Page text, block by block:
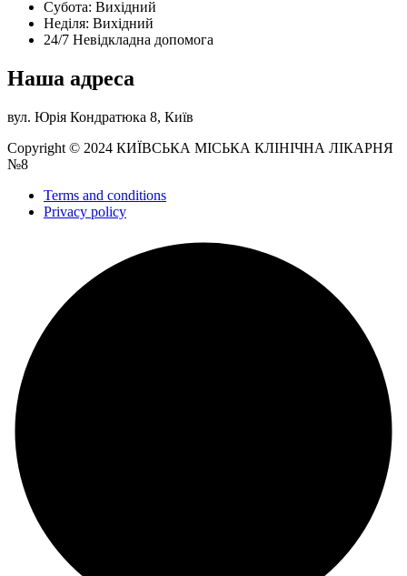
Субота: Вихідний
Нeділя: Вихідний
24/7 Невідкладна допомога
Наша адреса
вул. Юрія Кондратюка 8, Київ
Copyright © 2024 КИЇВСЬКА МІСЬКА КЛІНІЧНА ЛІКАРНЯ
№8
Terms and conditions
Privacy policy